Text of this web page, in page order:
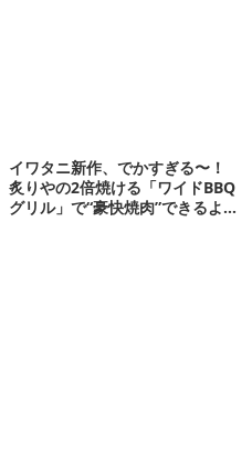
イワタニ新作、でかすぎる〜！
炙りやの2倍焼ける「ワイドBBQ
グリル」で“豪快焼肉”できるよ